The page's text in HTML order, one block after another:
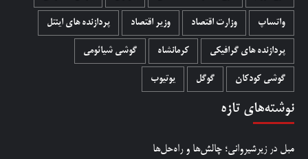
واتساپ وزارت اقتصاد وزیر اقتصاد پردازنده های اینتل
پردازنده های گرافیکی کرمانشاه گوشی شیائومی
گوشی کودکان گوگل یوتیوب
نوشته‌های تازه
مبل در زیرشیروانی؛ چالش‌ها و راه‌حل‌ها